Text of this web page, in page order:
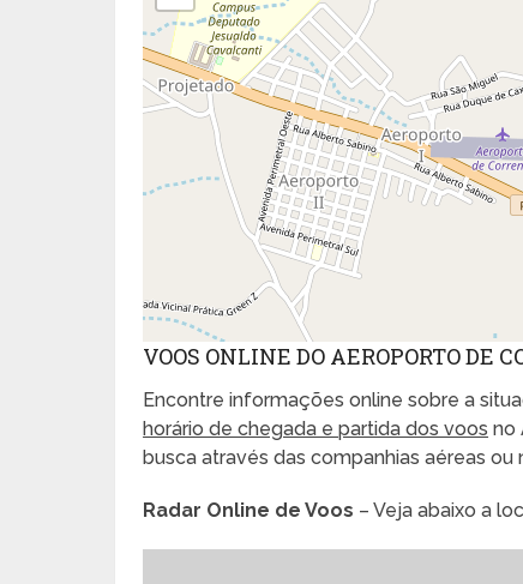
VOOS ONLINE DO AEROPORTO DE
Encontre informações online sobre a
horário de chegada e partida dos voos no
busca através das companhias aéreas ou
Radar Online de Voos – Veja abaixo a